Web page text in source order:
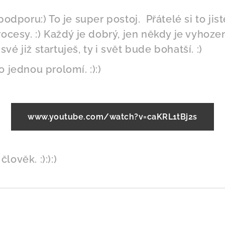
To je super postoj. Přátelé si to
:) Každý je dobrý, jen někdy je
své již startuješ, ty i svět bude bohatší. :)
jednou prolomí. :):)
www.youtube.com/watch?v=caKRL1tBj2s
:):):)